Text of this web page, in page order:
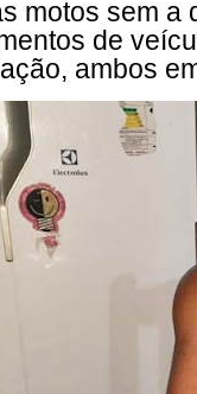
motos sem a
de
ambos